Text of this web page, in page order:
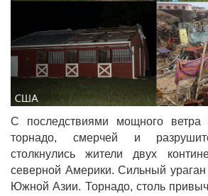
С последствиями мощного ветра
торнадо, смерчей и
столкнулись жители двух
северной Америки. Сильный
Южной Азии. Торнадо, столь